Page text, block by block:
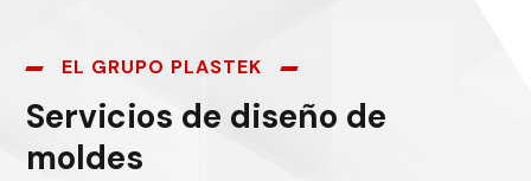
EL GRUPO PLASTEK
Servicios de diseño de
moldes